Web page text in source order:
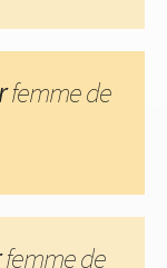
femme de
femme de